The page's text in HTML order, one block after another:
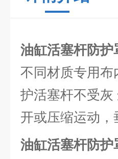
油缸活塞杆防护
不同材质专用
护活塞杆不受
开或压缩运动
油缸活塞杆防护